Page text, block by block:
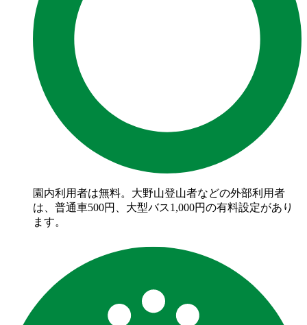
園内利用者は無料。大野山登山者などの外部利用者
は、普通車500円、大型バス1,000円の有料設定があり
ます。